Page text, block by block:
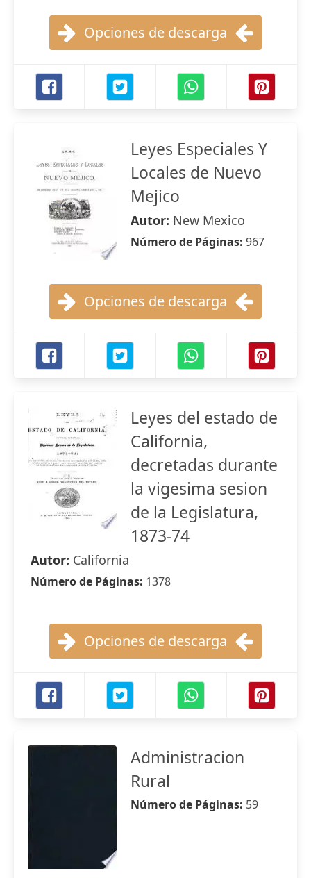
Opciones de descarga
Leyes Especiales Y
Locales de Nuevo
Mejico
Autor: New Mexico
Número de Páginas: 967
Opciones de descarga
Leyes del estado de
California,
decretadas durante
la vigesima sesion
de la Legislatura,
1873-74
Autor: California
Número de Páginas: 1378
Opciones de descarga
Administracion
Rural
Número de Páginas: 59